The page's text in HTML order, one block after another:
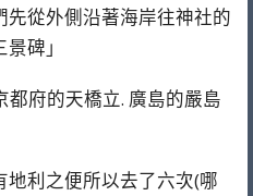
從外側沿著海岸往神社的
碑」
都府的天橋立. 廣島的嚴島
利之便所以去了六次(哪